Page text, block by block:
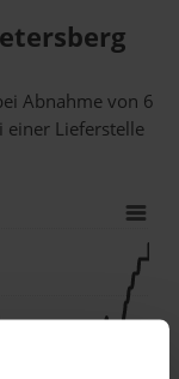
Abnahmevon 6
einer Lieferstelle